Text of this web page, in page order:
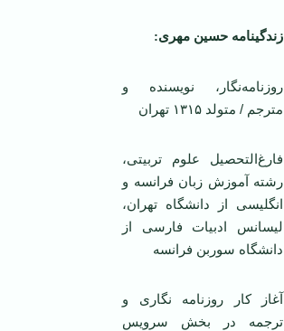
زندگینامه حسین مهری:
روزنامه‌نگار، نویسنده و
مترجم / متولد ۱۳۱۵ تهران
فارغ‌التحصیل علوم تربیتی،
رشته آموزش زبان فرانسه و
انگلیسی از دانشگاه تهران،
لیسانس ادبیات فارسی از
دانشگاه سوربن فرانسه
آغاز کار روزنامه نگاری و
ترجمه در بخش سرویس